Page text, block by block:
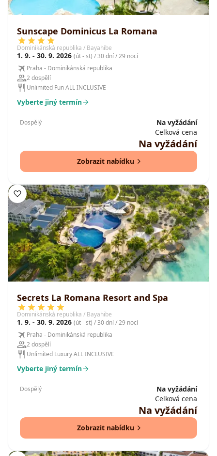
Sunscape Dominicus La Romana
Dominikánská republika / Bayahibe
1. 9. - 30. 9. 2026 (út - st) / 30 dní / 29 nocí
Praha - Dominikánská republika
2 dospělí
Unlimited Fun ALL INCLUSIVE
Vyberte jiný termín
Dospělý
Na vyžádání
Celková cena
Na vyžádání
Zobrazit nabídku
Secrets La Romana Resort and Spa
Dominikánská republika / Bayahibe
1. 9. - 30. 9. 2026 (út - st) / 30 dní / 29 nocí
Praha - Dominikánská republika
2 dospělí
Unlimited Luxury ALL INCLUSIVE
Vyberte jiný termín
Dospělý
Na vyžádání
Celková cena
Na vyžádání
Zobrazit nabídku